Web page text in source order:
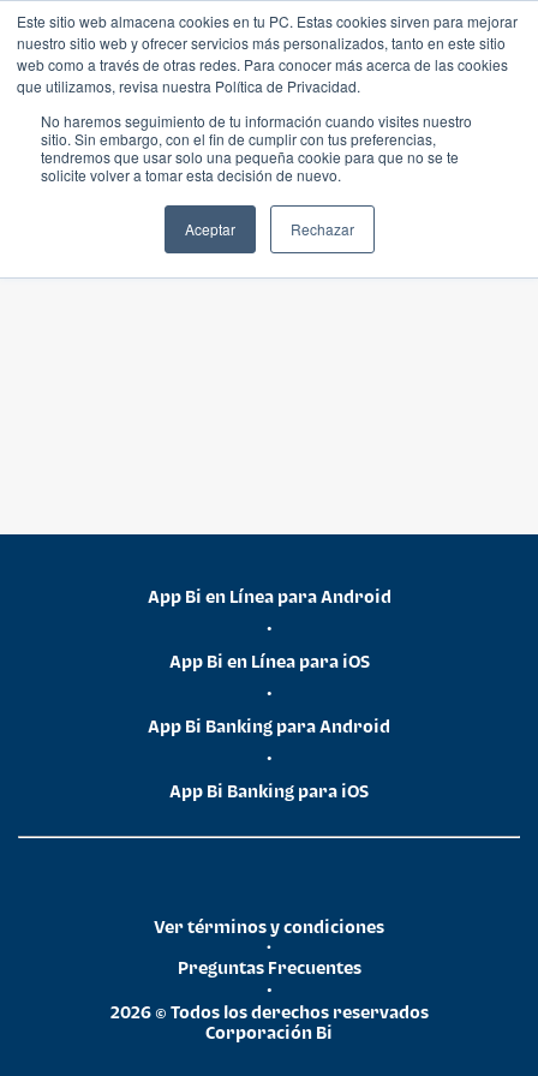
Este sitio web almacena cookies en tu PC. Estas cookies sirven para mejorar
nuestro sitio web y ofrecer servicios más personalizados, tanto en este sitio
web como a través de otras redes. Para conocer más acerca de las cookies
que utilizamos, revisa nuestra Política de Privacidad.
No haremos seguimiento de tu información cuando visites nuestro
sitio. Sin embargo, con el fin de cumplir con tus preferencias,
tendremos que usar solo una pequeña cookie para que no se te
solicite volver a tomar esta decisión de nuevo.
Aceptar Rechazar
App Bi en Línea para Android
•
App Bi en Línea para iOS
•
App Bi Banking para Android
•
App Bi Banking para iOS
2026 © Todos los derechos reservados
Corporación Bi
•
Preguntas Frecuentes
•
Ver términos y condiciones